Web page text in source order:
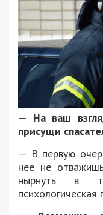
— На ваш
присущи
— В первую
нее не
нырнуть в
психологическая